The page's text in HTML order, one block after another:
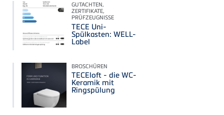
GUTACHTEN,
ZERTIFIKATE,
PRÜFZEUGNISSE
TECE Uni-
Spülkasten: WELL-
Label
BROSCHÜREN
TECEloft - die WC-
Keramik mit
Ringspülung